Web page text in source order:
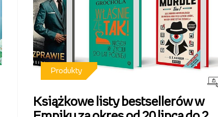
Produkty
Książkowe listy bestsellerów w